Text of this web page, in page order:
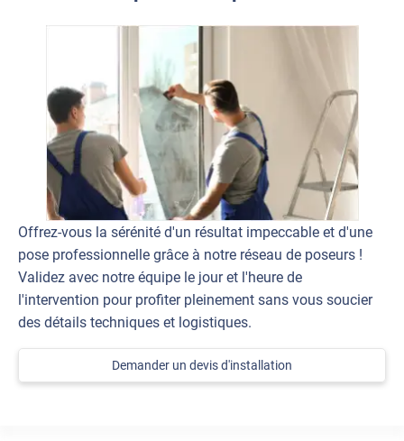
Offrez-vous la sérénité d'un résultat impeccable et d'une
pose professionnelle grâce à notre réseau de poseurs !
Validez avec notre équipe le jour et l'heure de
l'intervention pour profiter pleinement sans vous soucier
des détails techniques et logistiques.
Demander un devis d'installation